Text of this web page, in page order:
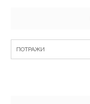
Search
for: